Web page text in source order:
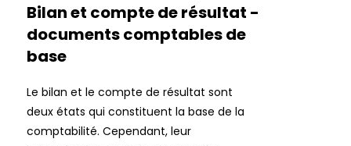
Bilan et compte de résultat -
documents comptables de
base
Le bilan et le compte de résultat sont
deux états qui constituent la base de la
comptabilité. Cependant, leur